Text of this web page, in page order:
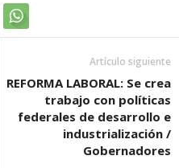
Artículo siguiente
REFORMA LABORAL: Se crea
trabajo con políticas
federales de desarrollo e
industrialización /
Gobernadores